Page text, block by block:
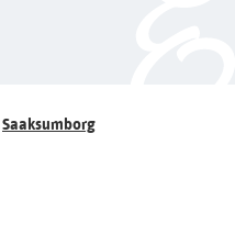
Saaksumborg